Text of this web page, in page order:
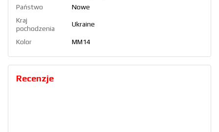
Państwo
Nowe
Kraj
pochodzenia
Ukraine
Kolor ММ14
Recenzje